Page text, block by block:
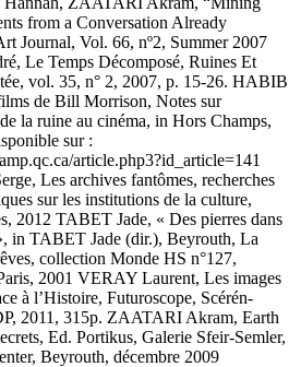
from a Conversation Already
Journal, Vol. 66, nº2, Summer 2007
Le Temps Décomposé, Ruines Et
vol. 35, n° 2, 2007, p. 15-26. HABIB
de Bill Morrison, Notes sur
la ruine au cinéma, in Hors Champs,
sur :
article.php3?id_article=141
Les archives fantômes, recherches
sur les institutions de la culture,
2012 TABET Jade, « Des pierres dans
in TABET Jade (dir.), Beyrouth, La
collection Monde HS n°127,
2001 VERAY Laurent, Les images
à l’Histoire, Futuroscope, Scérén-
2011, 315p. ZAATARI Akram, Earth
Ed. Portikus, Galerie Sfeir-Semler,
Beyrouth, décembre 2009